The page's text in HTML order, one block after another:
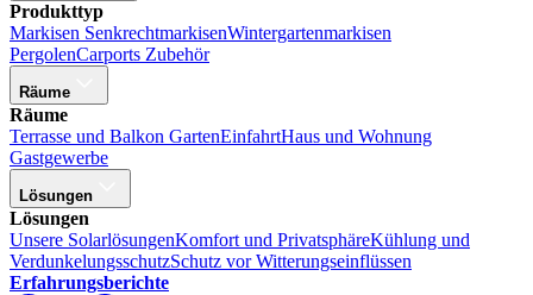
Produkttyp
Markisen SenkrechtmarkisenWintergartenmarkisen
PergolenCarports Zubehör
Räume
Räume
Terrasse und Balkon GartenEinfahrtHaus und Wohnung
Gastgewerbe
Lösungen
Lösungen
Unsere SolarlösungenKomfort und PrivatsphäreKühlung und
VerdunkelungsschutzSchutz vor Witterungseinflüssen
Erfahrungsberichte